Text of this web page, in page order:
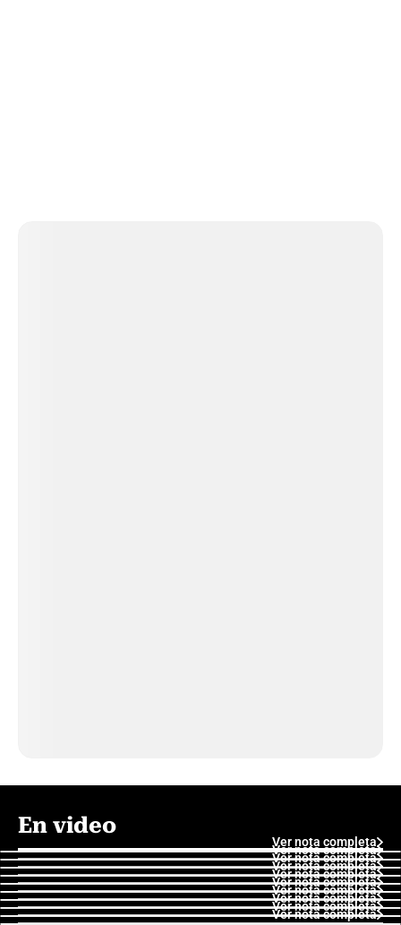
En video
Ver nota completa
Ver nota completa
Ver nota completa
Ver nota completa
Ver nota completa
Ver nota completa
Ver nota completa
Ver nota completa
Ver nota completa
Ver nota completa